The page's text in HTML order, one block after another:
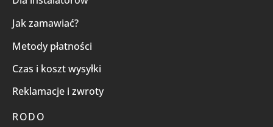
Jak zamawiać?
Metody płatności
Czas i koszt wysyłki
Reklamacje i zwroty
RODO